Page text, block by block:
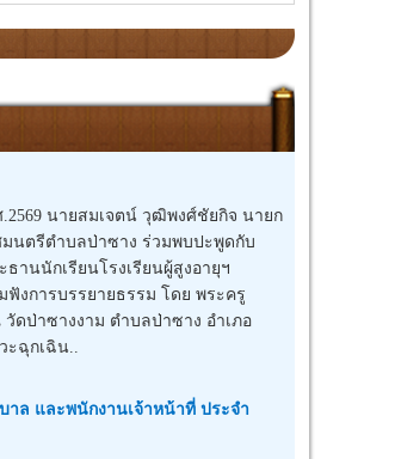
นายสมเจตน์ วุฒิพงศ์ชัยกิจ นายก
นตรีตำบลป่าซาง ร่วมพบปะพูดกับ
านนักเรียนโรงเรียนผู้สูงอายุฯ
งการบรรยายธรรม โดย พระครู
ดป่าซางงาม ตำบลป่าซาง อำเภอ
ฉุกเฉิน..
าล และพนักงานเจ้าหน้าที่ ประจำ